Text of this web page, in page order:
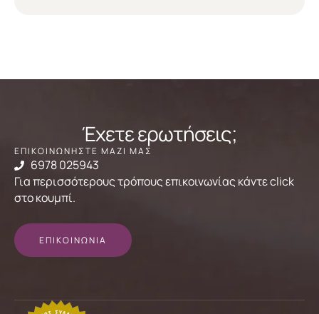
Έχετε ερωτήσεις;
ΕΠΙΚΟΙΝΩΝΗΣΤΕ ΜΑΖΙ ΜΑΣ
6978 025943
Για περισσότερους τρόπους επικοινωνίας κάντε click
στο κουμπί.
ΕΠΙΚΟΙΝΩΝΙΑ